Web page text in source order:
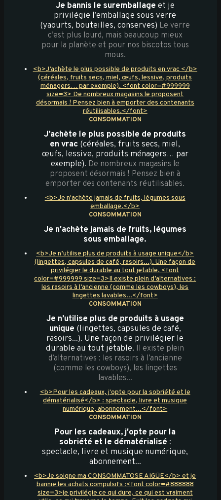
Je bannis le suremballage et je
privilégie l’emballage sous verre
(yaourts, bouteilles, conserves) Le verre
c’est plus lourd, mais beaucoup mieux
pour la planète et pour nos biscotos tous
mous.
<b>J’achète le plus possible de produits en vrac </b>
(céréales, fruits secs, miel, œufs, lessive, produits
ménagers… par exemple). <font color=#999999
size=3> De nombreux magasins le proposent
désormais ! Pensez bien à emporter des contenants
réutilisables.</font>
CONSOMMATION
J’achète le plus possible de produits
en vrac (céréales, fruits secs, miel,
œufs, lessive, produits ménagers… par
exemple). De nombreux magasins le
proposent désormais ! Pensez bien à
emporter des contenants réutilisables.
<b>Je n'achète jamais de fruits, légumes sous
emballage.</b>
CONSOMMATION
Je n'achète jamais de fruits, légumes
sous emballage.
<b>Je n’utilise plus de produits à usage unique</b>
(lingettes, capsules de café, rasoirs...). Une façon de
privilégier le durable au tout jetable. <font
color=#999999 size=3>Il existe plein d’alternatives :
les rasoirs à l’ancienne (comme les cowboys), les
lingettes lavables...</font>
CONSOMMATION
Je n’utilise plus de produits à usage
unique (lingettes, capsules de café,
rasoirs...). Une façon de privilégier le
durable au tout jetable. Il existe plein
d’alternatives : les rasoirs à l’ancienne
(comme les cowboys), les lingettes
lavables...
<b>Pour les cadeaux, j'opte pour la sobriété et le
dématérialisé</b> : spectacle, livre et musique
numérique, abonnement...</font>
CONSOMMATION
Pour les cadeaux, j'opte pour la
sobriété et le dématérialisé :
spectacle, livre et musique numérique,
abonnement...
<b>Je soigne ma CONSOMMATOSE AIGÜE</b> et je
bannie les achats compulsifs :<font color=#888888
size=3>je privilégie ce qui dure, ce qui est vraiment